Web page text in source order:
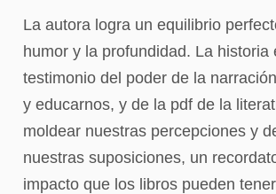
La autora logra un equilibrio
humor y la profundidad. La historia
testimonio del poder de la
y educarnos, y de la pdf de la
moldear nuestras percepciones y
nuestras suposiciones, un
impacto que los libros pueden